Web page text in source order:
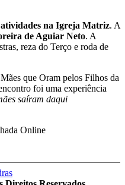
na Igreja Matriz. A
de Aguiar Neto. A
reza do Terço e roda de
que Oram pelos Filhos da
foi uma experiência
saíram daqui
Online